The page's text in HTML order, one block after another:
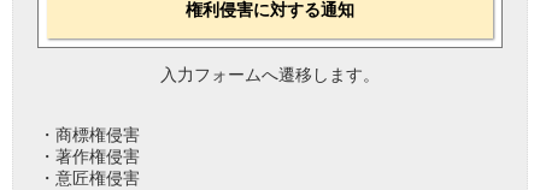
権利侵害に対する通知
入力フォームへ遷移します。
・商標権侵害
・著作権侵害
・意匠権侵害